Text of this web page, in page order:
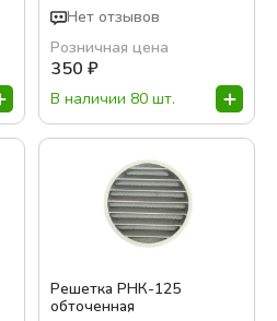
Нет отзывов
Розничная цена
350 ₽
В наличии 80 шт.
Решетка РНК-125
обточенная